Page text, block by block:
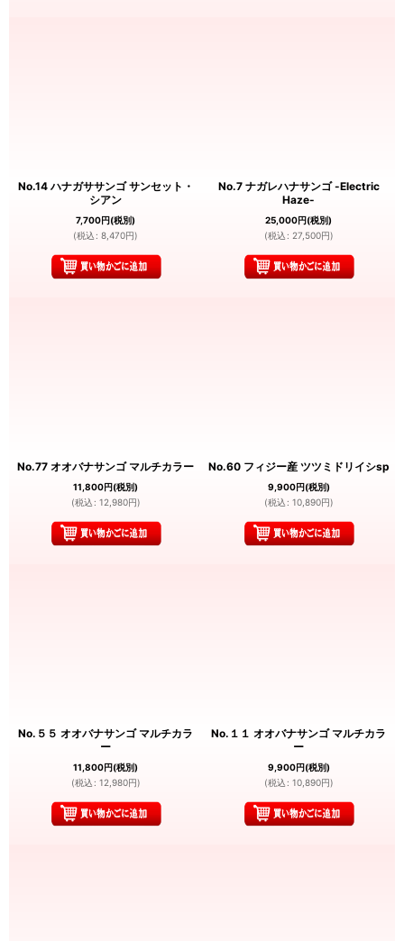
No.14 ハナガササンゴ サンセット・
シアン
7,700円(税別)
(税込 : 8,470円)
No.7 ナガレハナサンゴ -Electric
Haze-
25,000円(税別)
(税込 : 27,500円)
No.77 オオバナサンゴ マルチカラー
11,800円(税別)
(税込 : 12,980円)
No.60 フィジー産 ツツミドリイシsp
9,900円(税別)
(税込 : 10,890円)
No.５５ オオバナサンゴ マルチカラ
ー
11,800円(税別)
(税込 : 12,980円)
No.１１ オオバナサンゴ マルチカラ
ー
9,900円(税別)
(税込 : 10,890円)